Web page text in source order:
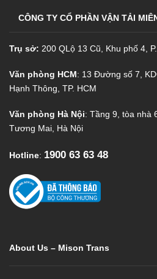
CÔNG TY CỔ PHẦN VẬN TẢI
Trụ sở: 200 QLộ 13 Cũ, Khu phố 4,
Văn phòng HCM: 13 Đường số 7,
Hạnh Thông, TP. HCM
Văn phòng Hà Nội: Tầng 9, tòa nhà
Tương Mai, Hà Nội
Hotline: 1900 63 63 48
About Us – Mison Trans